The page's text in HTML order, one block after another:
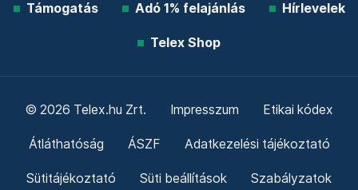
Támogatás Adó 1% felajánlás Hírlevelek
Telex Shop
© 2026 Telex.hu Zrt. Impresszum Etikai kódex
Átláthatóság ÁSZF Adatkezelési tájékoztató
Sütitájékoztató Süti beállítások Szabályzatok